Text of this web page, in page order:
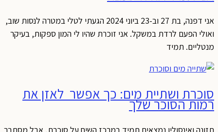
אני דפנה, בת 27 וב-23 ביוני 2024 הגעתי לטלי במטרה לנסות שוב,
ואולי הפעם לרדת במשקל. אני זוכרת שהיו לי המון ספקות, בעיקר
מנטליים. תמיד
סוכרת ושתיית מים: כך אפשר לאזן את
רמות הסוכר שלך